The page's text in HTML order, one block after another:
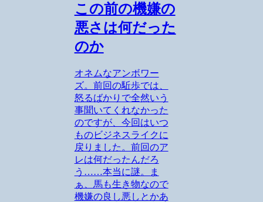
この前の機嫌の
悪さは何だった
のか
オネムなアンボワー
ズ。前回の駈歩では、
怒るばかりで全然いう
事聞いてくれなかった
のですが、今回はいつ
ものビジネスライクに
戻りました。前回のア
レは何だったんだろ
う……本当に謎。ま
ぁ、馬も生き物なので
機嫌の良し悪しとかあ